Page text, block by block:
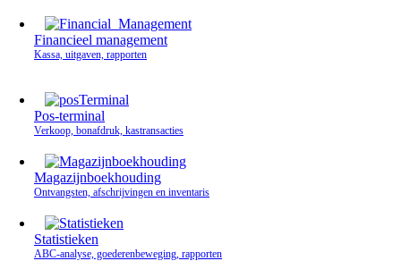
Financieel management
Kassa, uitgaven, rapporten
Pos-terminal
Verkoop, bonafdruk, kastransacties
Magazijnboekhouding
Ontvangsten, afschrijvingen en inventaris
Statistieken
ABC-analyse, goederenbeweging, rapporten